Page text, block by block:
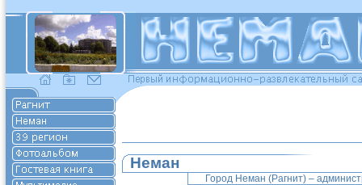
Неман
Город Неман (Рагнит) –